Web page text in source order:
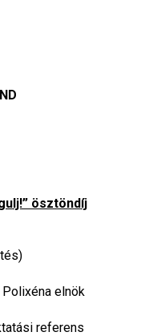
ösztöndíj
elnök
referens